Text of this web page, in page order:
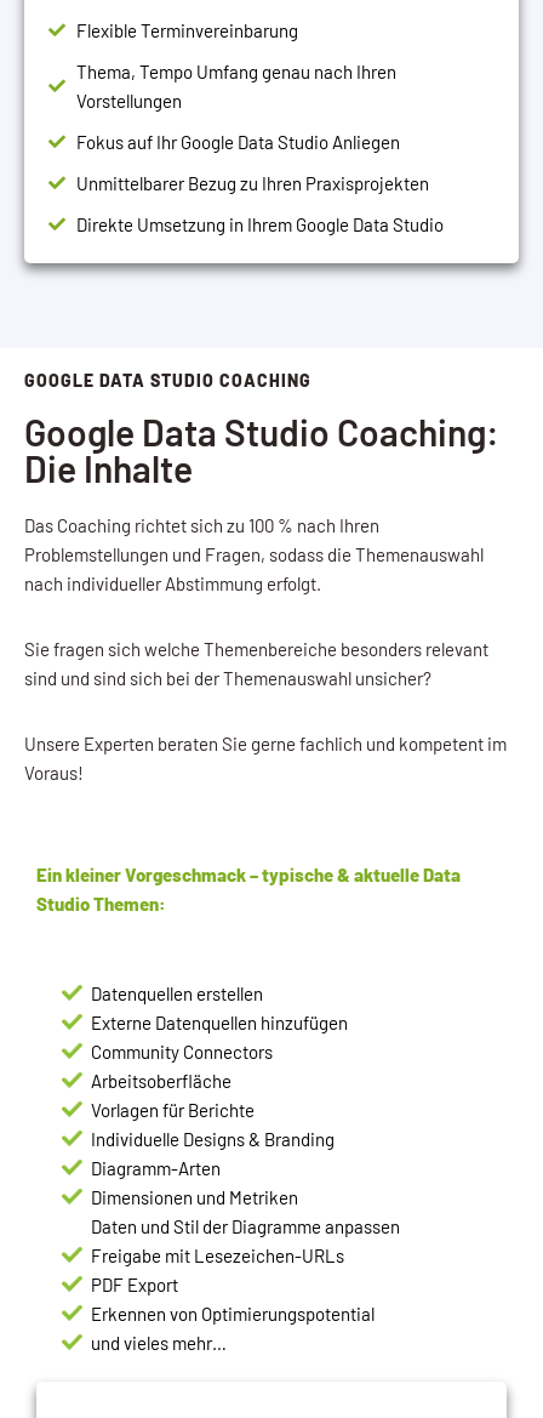
Flexible Terminvereinbarung
Thema, Tempo Umfang genau nach Ihren
Vorstellungen
Fokus auf Ihr Google Data Studio Anliegen
Unmittelbarer Bezug zu Ihren Praxisprojekten
Direkte Umsetzung in Ihrem Google Data Studio
GOOGLE DATA STUDIO COACHING
Google Data Studio Coaching:
Die Inhalte
Das Coaching richtet sich zu 100 % nach Ihren
Problemstellungen und Fragen, sodass die Themenauswahl
nach individueller Abstimmung erfolgt.
Sie fragen sich welche Themenbereiche besonders relevant
sind und sind sich bei der Themenauswahl unsicher?
Unsere Experten beraten Sie gerne fachlich und kompetent im
Voraus!
Ein kleiner Vorgeschmack – typische & aktuelle Data
Studio Themen:​
Datenquellen erstellen
Externe Datenquellen hinzufügen
Community Connectors
Arbeitsoberfläche
Vorlagen für Berichte
Individuelle Designs & Branding
Diagramm-Arten
Dimensionen und Metriken
Daten und Stil der Diagramme anpassen
Freigabe mit Lesezeichen-URLs
PDF Export
Erkennen von Optimierungspotential
und vieles mehr…